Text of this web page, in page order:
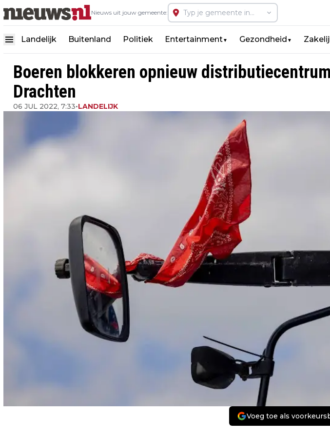
Nieuws uit jouw gemeente:
Landelijk Buitenland Politiek Entertainment▼ Gezondheid ▼
Boeren blokkeren opnieuw
Drachten
06 JUL 2022, 7:33•LANDELIJK
Voeg toe als